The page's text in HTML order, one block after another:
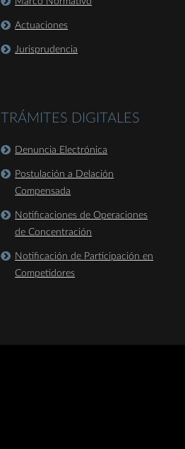
Actuaciones
Jurisprudencia
TRÁMITES DIGITALES
Denuncia Electrónica
Postulación a Delación
Compensada
Notificaciones de Operaciones
de Concentración
Notificación de Participación en
Competidores